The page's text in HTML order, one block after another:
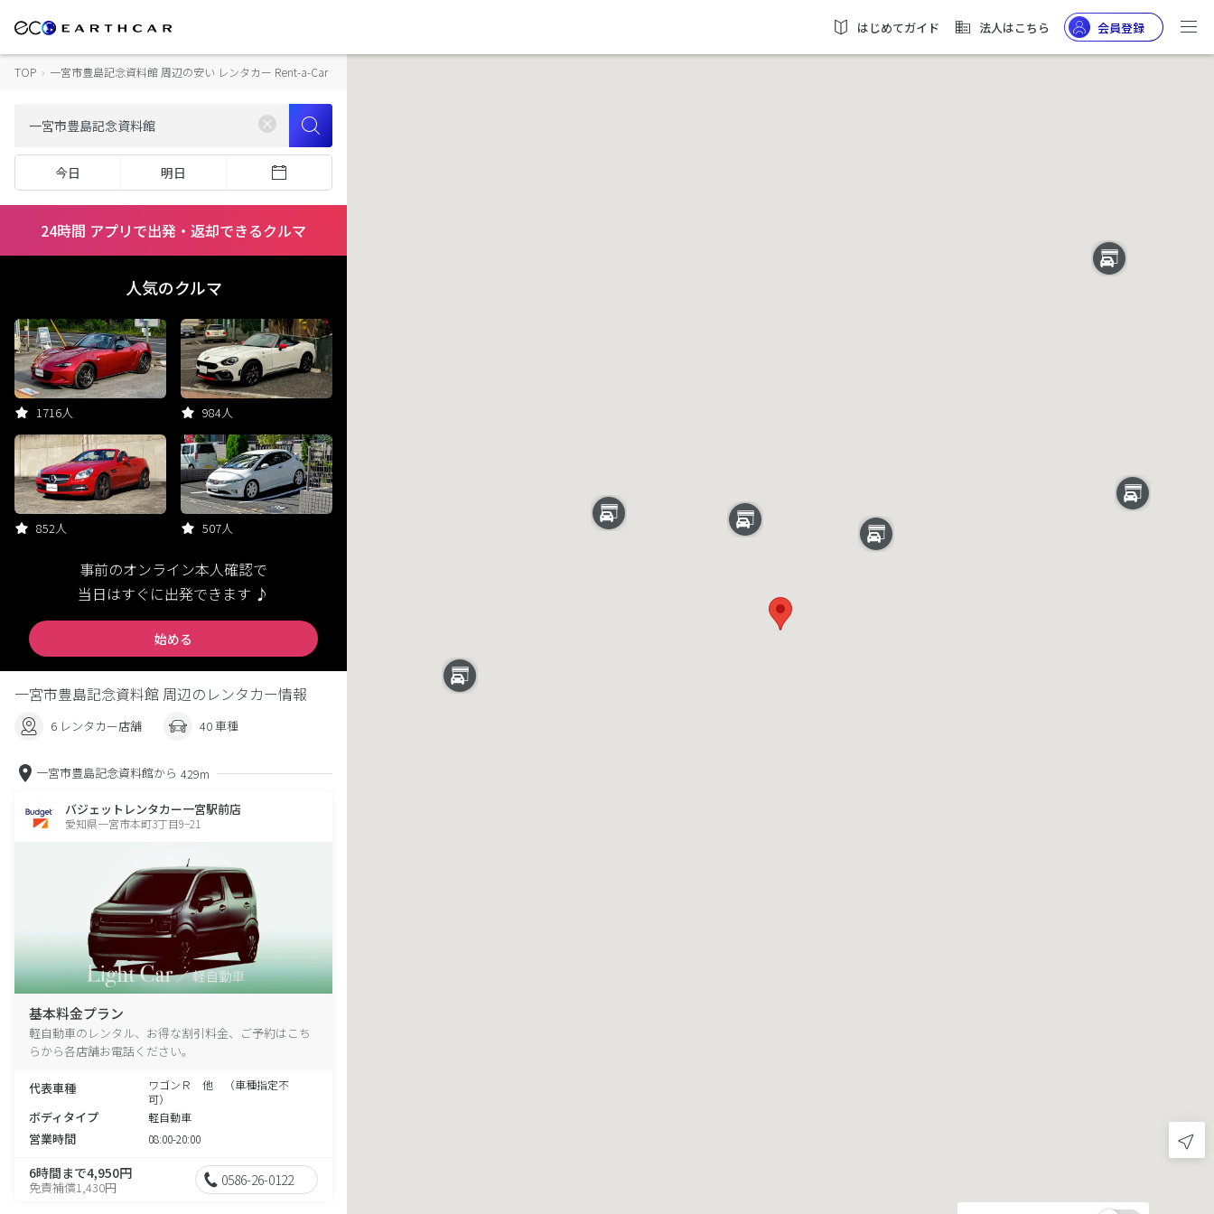
はじめてガイド 法人はこちら 会員登録
TOP › 一宮市豊島記念資料館 周辺の安い レンタカー Rent-a-Car
今日 明日
24時間 アプリで出発・返却できるクルマ
人気のクルマ
1716人 984人
852人 507人
事前のオンライン本人確認で
当日はすぐに出発できます ♪
始める
一宮市豊島記念資料館 周辺のレンタカー情報
6 レンタカー店舗 40 車種
一宮市豊島記念資料館から 429m
バジェットレンタカー一宮駅前店
愛知県一宮市本町3丁目9−21
基本料金プラン
軽自動車のレンタル、お得な割引料金、ご予約はこち
らから各店舗お電話ください。
代表車種
ワゴンＲ 他 （車種指定不
可）
ボディタイプ 軽自動車
営業時間 08:00-20:00
6時間まで4,950円
免責補償1,430円 0586-26-0122